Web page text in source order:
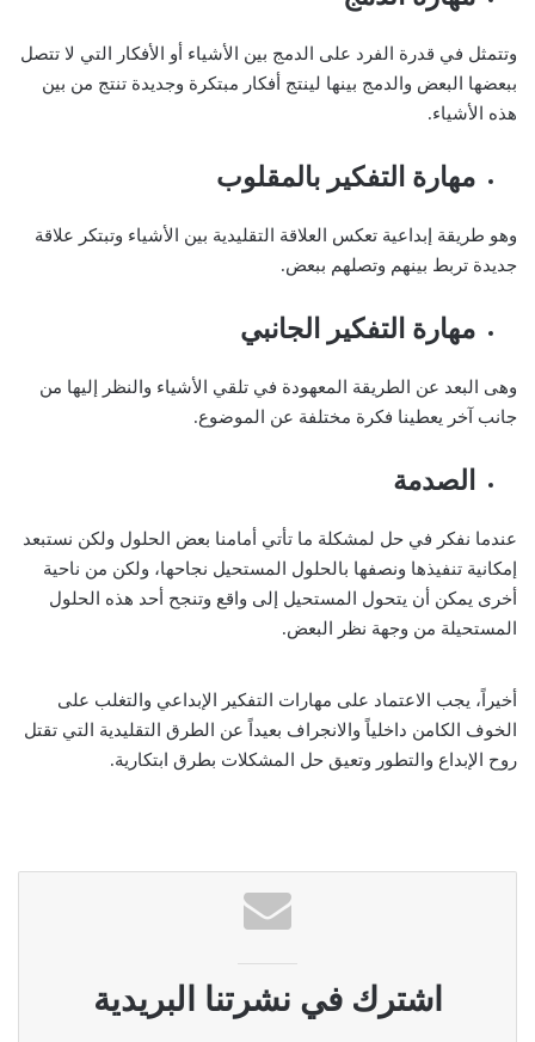
وتتمثل في قدرة الفرد على الدمج بين الأشياء أو الأفكار التي لا تتصل
ببعضها البعض والدمج بينها لينتج أفكار مبتكرة وجديدة تنتج من بين
هذه الأشياء.
مهارة التفكير بالمقلوب
وهو طريقة إبداعية تعكس العلاقة التقليدية بين الأشياء وتبتكر علاقة
جديدة تربط بينهم وتصلهم ببعض.
مهارة التفكير الجانبي
وهى البعد عن الطريقة المعهودة في تلقي الأشياء والنظر إليها من
جانب آخر يعطينا فكرة مختلفة عن الموضوع.
الصدمة
عندما نفكر في حل لمشكلة ما تأتي أمامنا بعض الحلول ولكن نستبعد
إمكانية تنفيذها ونصفها بالحلول المستحيل نجاحها، ولكن من ناحية
أخرى يمكن أن يتحول المستحيل إلى واقع وتنجح أحد هذه الحلول
المستحيلة من وجهة نظر البعض.
أخيراً، يجب الاعتماد على مهارات التفكير الإبداعي والتغلب على
الخوف الكامن داخلياً والانجراف بعيداً عن الطرق التقليدية التي تقتل
روح الإبداع والتطور وتعيق حل المشكلات بطرق ابتكارية.
اشترك في نشرتنا البريدية